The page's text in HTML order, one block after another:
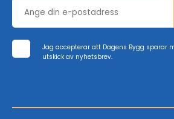
Jag accepterar att Dagens Bygg sparar
utskick av nyhetsbrev.